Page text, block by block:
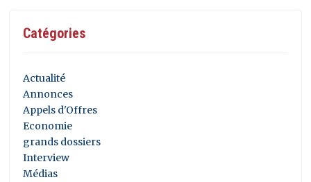
Catégories
Actualité
Annonces
Appels d'Offres
Economie
grands dossiers
Interview
Médias